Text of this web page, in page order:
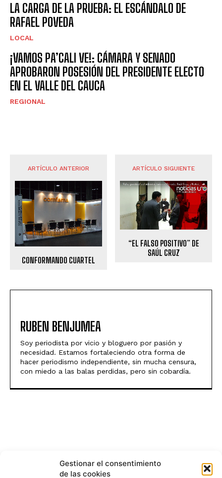
Gestionar el consentimiento
de las cookies
LA CARGA DE LA PRUEBA: EL ESCÁNDALO DE
RAFAEL POVEDA
LOCAL
¡VAMOS PA’CALI VE!: CÁMARA Y SENADO
APROBARON POSESIÓN DEL PRESIDENTE ELECTO
EN EL VALLE DEL CAUCA
REGIONAL
ARTÍCULO ANTERIOR
CONFORMANDO CUARTEL
ARTÍCULO SIGUIENTE
“EL FALSO POSITIVO” DE
SAÚL CRUZ
RUBEN BENJUMEA
Soy periodista por vicio y bloguero por pasión y
necesidad. Estamos fortaleciendo otra forma de
hacer periodismo independiente, sin mucha censura,
con miedo a las balas perdidas, pero sin cobardía.